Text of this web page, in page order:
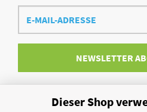
E-
Mail-
Adresse
NEWSLETTER
Vertrag
Dieser Shop